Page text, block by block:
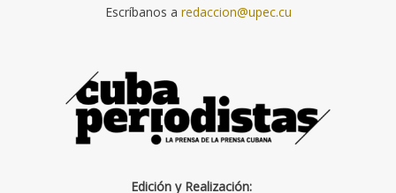
Escríbanos a redaccion@upec.cu
Edición y Realización: